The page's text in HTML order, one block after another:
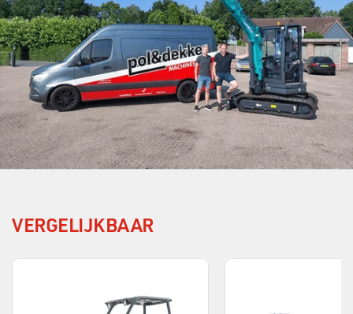
VERGELIJKBAAR